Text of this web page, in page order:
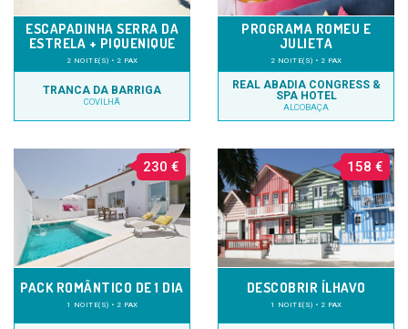
ESCAPADINHA SERRA DA
ESTRELA + PIQUENIQUE
2 NOITE(S) • 2 PAX
TRANCA DA BARRIGA
COVILHÃ
PROGRAMA ROMEU E
JULIETA
2 NOITE(S) • 2 PAX
REAL ABADIA CONGRESS &
SPA HOTEL
ALCOBAÇA
230 €
PACK ROMÂNTICO DE 1 DIA
1 NOITE(S) • 2 PAX
158 €
DESCOBRIR ÍLHAVO
1 NOITE(S) • 2 PAX